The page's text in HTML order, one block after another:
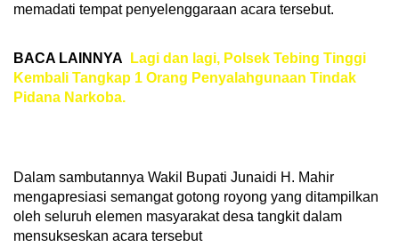
memadati tempat penyelenggaraan acara tersebut.
BACA LAINNYA
Lagi dan lagi, Polsek Tebing Tinggi
Kembali Tangkap 1 Orang Penyalahgunaan Tindak
Pidana Narkoba.
Dalam sambutannya Wakil Bupati Junaidi H. Mahir
mengapresiasi semangat gotong royong yang ditampilkan
oleh seluruh elemen masyarakat desa tangkit dalam
mensukseskan acara tersebut